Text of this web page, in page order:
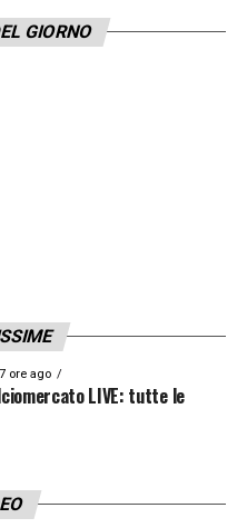
GIORNO
7 ore ago
LIVE: tutte le